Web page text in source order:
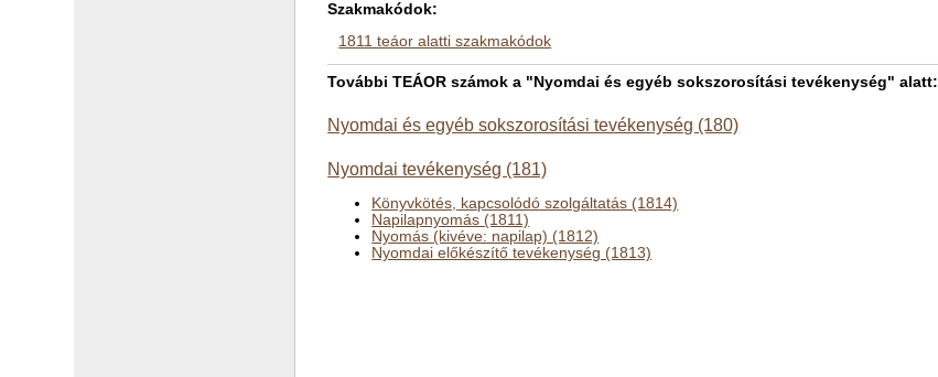
Szakmakódok:
1811 teáor alatti szakmakódok
További TEÁOR számok a "Nyomdai és egyéb sokszorosítási tevékenység" alatt:
Nyomdai és egyéb sokszorosítási tevékenység (180)
Nyomdai tevékenység (181)
Könyvkötés, kapcsolódó szolgáltatás (1814)
Napilapnyomás (1811)
Nyomás (kivéve: napilap) (1812)
Nyomdai előkészítő tevékenység (1813)